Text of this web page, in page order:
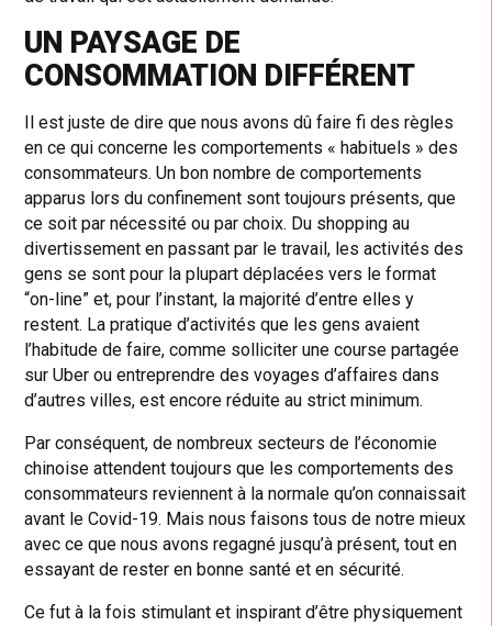
UN PAYSAGE DE
CONSOMMATION DIFFÉRENT
Il est juste de dire que nous avons dû faire fi des règles
en ce qui concerne les comportements « habituels » des
consommateurs. Un bon nombre de comportements
apparus lors du confinement sont toujours présents, que
ce soit par nécessité ou par choix. Du shopping au
divertissement en passant par le travail, les activités des
gens se sont pour la plupart déplacées vers le format
“on-line” et, pour l’instant, la majorité d’entre elles y
restent. La pratique d’activités que les gens avaient
l’habitude de faire, comme solliciter une course partagée
sur Uber ou entreprendre des voyages d’affaires dans
d’autres villes, est encore réduite au strict minimum.
Par conséquent, de nombreux secteurs de l’économie
chinoise attendent toujours que les comportements des
consommateurs reviennent à la normale qu’on connaissait
avant le Covid-19. Mais nous faisons tous de notre mieux
avec ce que nous avons regagné jusqu’à présent, tout en
essayant de rester en bonne santé et en sécurité.
Ce fut à la fois stimulant et inspirant d’être physiquement